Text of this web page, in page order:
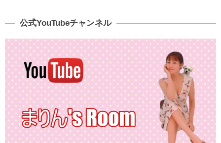
公式YouTubeチャンネル